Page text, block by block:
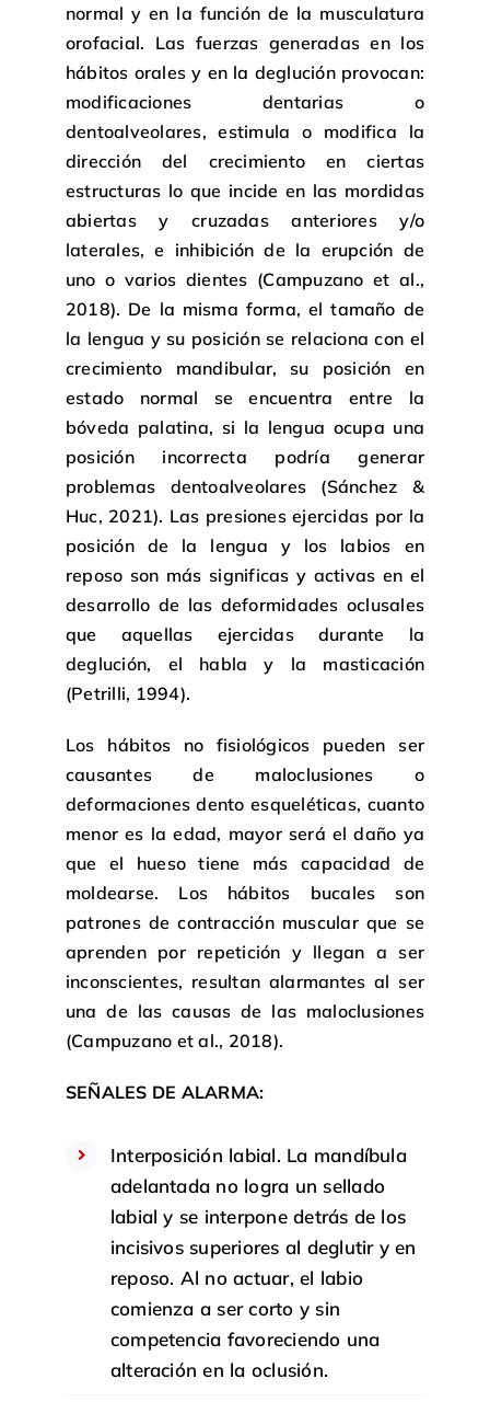
normal y en la función de la musculatura
orofacial. Las fuerzas generadas en los
hábitos orales y en la deglución provocan:
modificaciones dentarias o
dentoalveolares, estimula o modifica la
dirección del crecimiento en ciertas
estructuras lo que incide en las mordidas
abiertas y cruzadas anteriores y/o
laterales, e inhibición de la erupción de
uno o varios dientes (Campuzano et al.,
2018). De la misma forma, el tamaño de
la lengua y su posición se relaciona con el
crecimiento mandibular, su posición en
estado normal se encuentra entre la
bóveda palatina, si la lengua ocupa una
posición incorrecta podría generar
problemas dentoalveolares (Sánchez &
Huc, 2021). Las presiones ejercidas por la
posición de la lengua y los labios en
reposo son más significas y activas en el
desarrollo de las deformidades oclusales
que aquellas ejercidas durante la
deglución, el habla y la masticación
(Petrilli, 1994).
Los hábitos no fisiológicos pueden ser
causantes de maloclusiones o
deformaciones dento esqueléticas, cuanto
menor es la edad, mayor será el daño ya
que el hueso tiene más capacidad de
moldearse. Los hábitos bucales son
patrones de contracción muscular que se
aprenden por repetición y llegan a ser
inconscientes, resultan alarmantes al ser
una de las causas de las maloclusiones
(Campuzano et al., 2018).
SEÑALES DE ALARMA:
Interposición labial. La mandíbula
adelantada no logra un sellado
labial y se interpone detrás de los
incisivos superiores al deglutir y en
reposo. Al no actuar, el labio
comienza a ser corto y sin
competencia favoreciendo una
alteración en la oclusión.